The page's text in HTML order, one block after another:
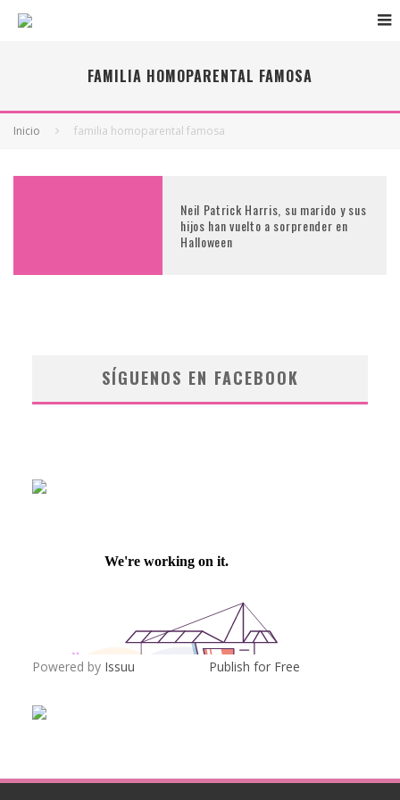
FAMILIA HOMOPARENTAL FAMOSA
Inicio familia homoparental famosa
Neil Patrick Harris, su marido y sus
hijos han vuelto a sorprender en
Halloween
SÍGUENOS EN FACEBOOK
Powered by Issuu Publish for Free